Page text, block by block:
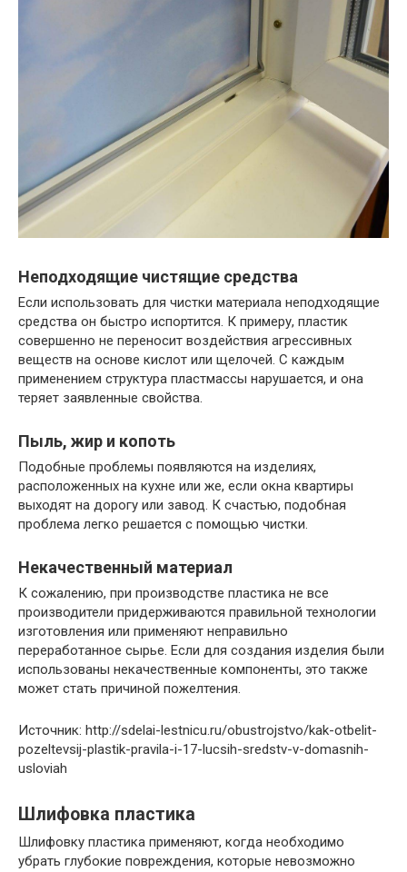
Неподходящие чистящие средства
Если использовать для чистки материала неподходящие
средства он быстро испортится. К примеру, пластик
совершенно не переносит воздействия агрессивных
веществ на основе кислот или щелочей. С каждым
применением структура пластмассы нарушается, и она
теряет заявленные свойства.
Пыль, жир и копоть
Подобные проблемы появляются на изделиях,
расположенных на кухне или же, если окна квартиры
выходят на дорогу или завод. К счастью, подобная
проблема легко решается с помощью чистки.
Некачественный материал
К сожалению, при производстве пластика не все
производители придерживаются правильной технологии
изготовления или применяют неправильно
переработанное сырье. Если для создания изделия были
использованы некачественные компоненты, это также
может стать причиной пожелтения.
Источник: http://sdelai-lestnicu.ru/obustrojstvo/kak-otbelit-
pozeltevsij-plastik-pravila-i-17-lucsih-sredstv-v-domasnih-
usloviah
Шлифовка пластика
Шлифовку пластика применяют, когда необходимо
убрать глубокие повреждения, которые невозможно